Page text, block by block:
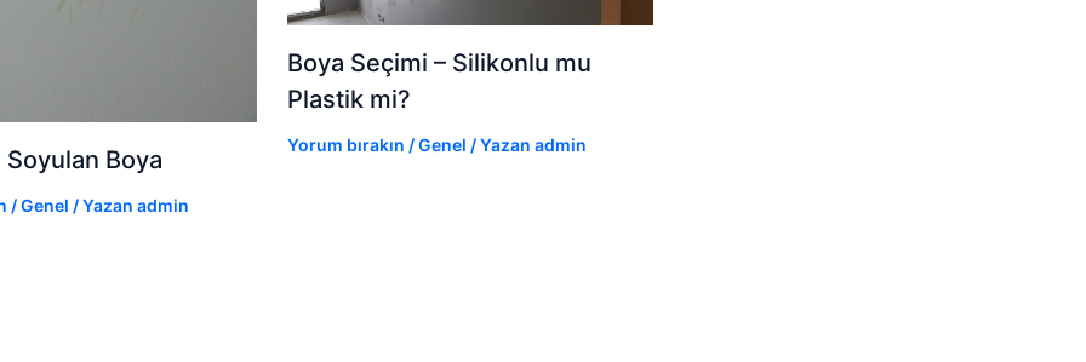
Boya
/Genel / Yazan admin
Boya Seçimi – Silikonlu mu
Plastik mi?
Yorum bırakın /Genel / Yazan admin